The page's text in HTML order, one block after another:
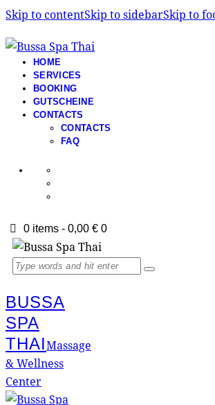
Skip to contentSkip to sidebarSkip to
HOME
SERVICES
BOOKING
GUTSCHEINE
CONTACTS
CONTACTS
FAQ
0 items - 0,00 € 0
BUSSA
SPA
THAIMassage
& Wellness
Center